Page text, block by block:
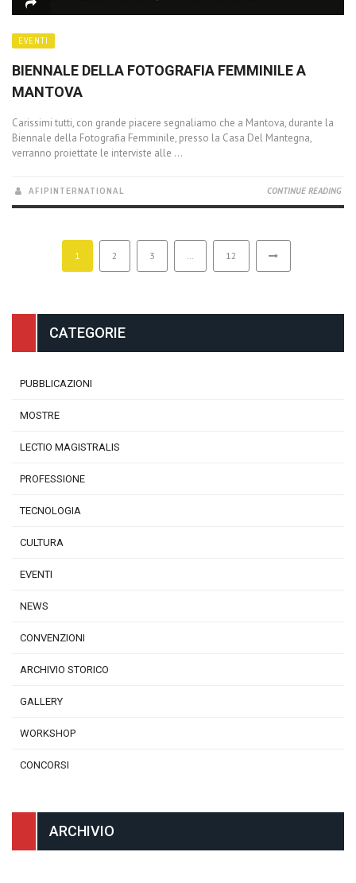
EVENTI
BIENNALE DELLA FOTOGRAFIA FEMMINILE A
MANTOVA
Carissimi tutti, con grande piacere segnaliamo che a Mantova, durante la
Biennale della Fotografia Femminile, presso la Casa Del Mantegna,
verranno proiettate le interviste alle ...
AFIPINTERNATIONAL CONTINUE READING
1 2 3 … 12
CATEGORIE
PUBBLICAZIONI
MOSTRE
LECTIO MAGISTRALIS
PROFESSIONE
TECNOLOGIA
CULTURA
EVENTI
NEWS
CONVENZIONI
ARCHIVIO STORICO
GALLERY
WORKSHOP
CONCORSI
ARCHIVIO